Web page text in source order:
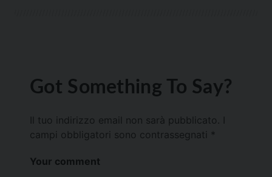
Got Something To Say?
Il tuo indirizzo email non sarà pubblicato.
campi obbligatori sono contrassegnati *
Your comment